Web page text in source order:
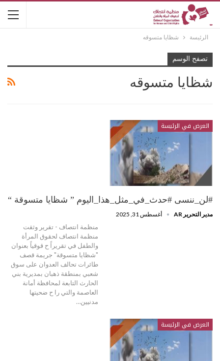
الرئيسة شظايا متسوقه
تصفح الوسم
شظايا متسوقه
العرض في الرئيسة
#لن_ننسى #حدث_في_مثل_هذا_اليوم ” شظايا متسوقة “
مدير التحرير AR أغسطس 31, 2025
منظمة انتصاف - تقرير وثقت
منظمة انتصاف لحقوق المرأة
والطفل في تقريراً ح قوقياً بعنوان
"شظايا متسوقة" جريمة قصف
طائرات تحالف العدوان على سوق
شعبي بمنطقة ذهبان بمديرية بني
الحارث التابعة لمحافظة أمانة
العاصمة والتي را ح ضحيتها
مدنيين…
العرض في الرئيسة